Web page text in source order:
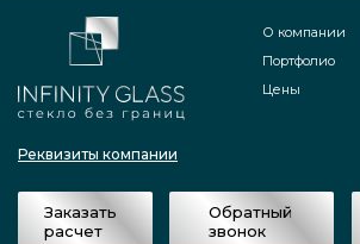
Реквизиты компании
О компании
Портфолио
Цены
Заказать
расчет
Обратный
звонок